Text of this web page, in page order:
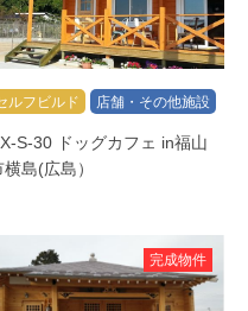
ルフビルド 店舗・その他施設
S-30 ドッグカフェ in福山
横島(広島）
完成物件